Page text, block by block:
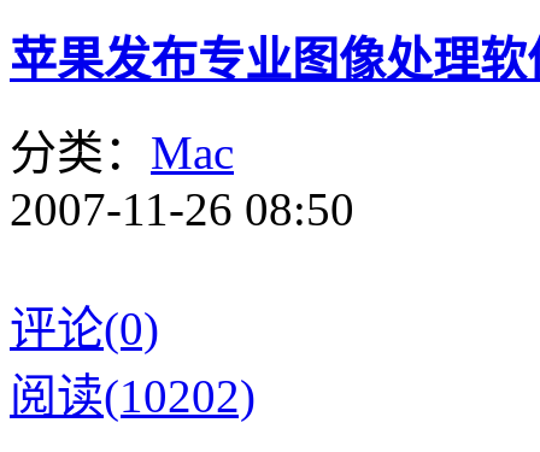
苹果发布专业图像处理
分类： Mac
2007-11-26 08:50
评论(0)
阅读(10202)